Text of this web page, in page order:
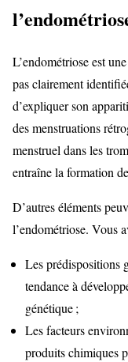
L’endométriose est
pas clairement
d’expliquer son
des menstruations
menstruel dans les
entraîne la formation
D’autres éléments
l’endométriose. Vous
Les prédispositions
tendance à
génétique ;
Les facteurs
produits chimiques